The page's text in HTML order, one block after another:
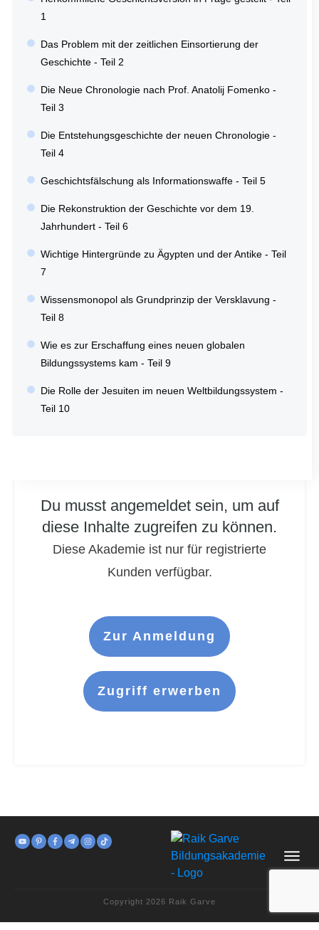
Du musst angemeldet sein, um auf
diese Inhalte zugreifen zu können.
Diese Akademie ist nur für registrierte
Kunden verfügbar.
Zur Anmeldung
Zugriff erwerben
1
Das Problem mit der zeitlichen Einsortierung der
Geschichte - Teil 2
Die Neue Chronologie nach Prof. Anatolij Fomenko -
Teil 3
Die Entstehungsgeschichte der neuen Chronologie -
Teil 4
Geschichtsfälschung als Informationswaffe - Teil 5
Die Rekonstruktion der Geschichte vor dem 19.
Jahrhundert - Teil 6
Wichtige Hintergründe zu Ägypten und der Antike - Teil
7
Wissensmonopol als Grundprinzip der Versklavung -
Teil 8
Wie es zur Erschaffung eines neuen globalen
Bildungssystems kam - Teil 9
Die Rolle der Jesuiten im neuen Weltbildungssystem -
Teil 10
Copyright 2026 Raik Garve